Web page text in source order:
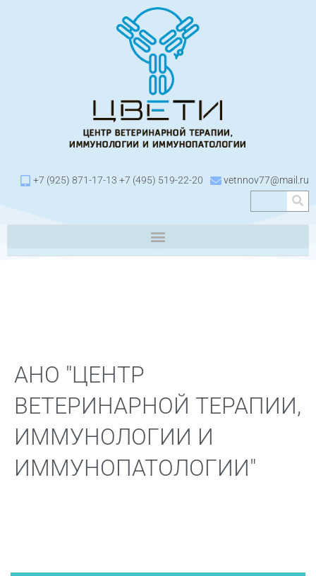
+7 (925) 871-17-13 +7 (495) 519-22-20 vetnnov77@mail.ru
АНО "ЦЕНТР
ВЕТЕРИНАРНОЙ ТЕРАПИИ,
ИММУНОЛОГИИ И
ИММУНОПАТОЛОГИИ"